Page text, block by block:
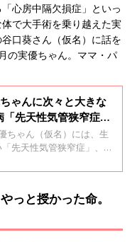
心房中隔欠損症」といっ
で大手術を乗り越えた実
口葵さん（仮名）に話を
の実優ちゃん。ママ・パ
ゃんに次々と大きな
先天性気管狭窄症」
の大手術【体験談】
ちゃん（仮名）には、生
先天性気管狭窄症」、肺
がっている「肺動脈スリ
臓の一部である心房中隔
房中隔欠損症」といった
ます。
っと授かった命。